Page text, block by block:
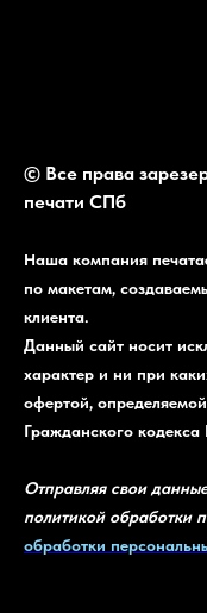
© Все права
печати СПб
Наша компания
по макетам,
клиента.
Данный сайт носит
характер и ни при
офертой,
Гражданского
Отправляя свои
политикой обработки
обработки